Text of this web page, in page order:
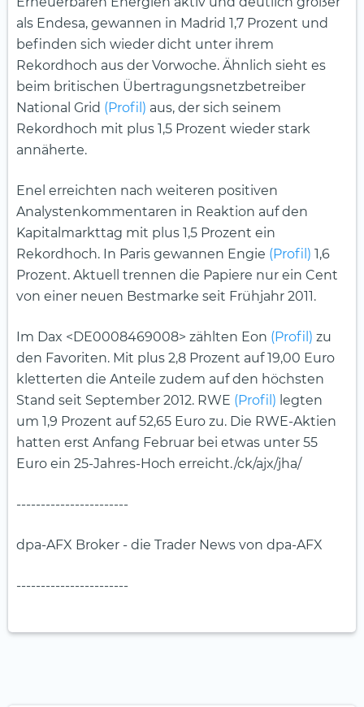
als Endesa, gewannen in Madrid 1,7 Prozent und
befinden sich wieder dicht unter ihrem
Rekordhoch aus der Vorwoche. Ähnlich sieht es
beim britischen Übertragungsnetzbetreiber
National Grid (Profil) aus, der sich seinem
Rekordhoch mit plus 1,5 Prozent wieder stark
annäherte.
Enel erreichten nach weiteren positiven
Analystenkommentaren in Reaktion auf den
Kapitalmarkttag mit plus 1,5 Prozent ein
Rekordhoch. In Paris gewannen Engie (Profil) 1,6
Prozent. Aktuell trennen die Papiere nur ein Cent
von einer neuen Bestmarke seit Frühjahr 2011.
Im Dax <DE0008469008> zählten Eon (Profil) zu
den Favoriten. Mit plus 2,8 Prozent auf 19,00 Euro
kletterten die Anteile zudem auf den höchsten
Stand seit September 2012. RWE (Profil) legten
um 1,9 Prozent auf 52,65 Euro zu. Die RWE-Aktien
hatten erst Anfang Februar bei etwas unter 55
Euro ein 25-Jahres-Hoch erreicht./ck/ajx/jha/
-----------------------
dpa-AFX Broker - die Trader News von dpa-AFX
-----------------------